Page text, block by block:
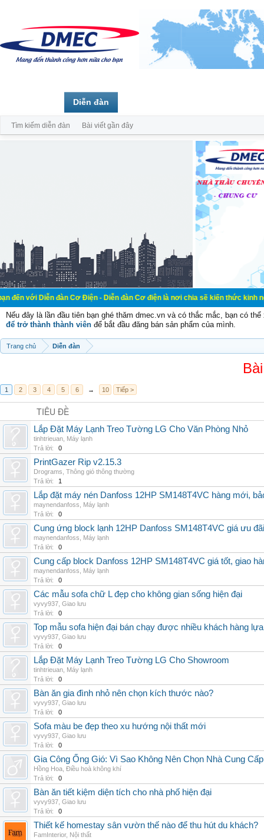
đàn Cơ Điện - Diễn đàn Cơ điện là nơi chia sẽ kiến thức kinh nghiệm
Nếu đây là lần đầu tiên bạn ghé thăm dmec.vn và có thắc mắc, bạn có
để trở thành thành viên để bắt đầu đăng bán sản phẩm của mình.
Trang chủ Diễn đàn
1 2 3 4 5 6 → 10 Tiếp >
TIÊU ĐỀ
Lắp Đặt Máy Lạnh Treo Tường LG Cho Văn Phòng Nhỏ
tinhtrieuan Máy lạnh
Trả lời:
0
PrintGazer Rip v2.15.3
Drograms Thông gió thông thường
Trả lời:
1
Lắp đặt máy nén Danfoss 12HP SM148T4VC hàng mới,
maynendanfoss
Máy lạnh
Trả lời:
0
Cung ứng block lạnh 12HP Danfoss SM148T4VC giá ưu
maynendanfoss
Máy lạnh
Trả lời:
0
Cung cấp block Danfoss 12HP SM148T4VC giá tốt, giao
maynendanfoss
Máy lạnh
Trả lời:
0
Các mẫu sofa chữ L đẹp cho không gian sống hiện đại
vyvy937 Giao lưu
Trả lời:
0
Top mẫu sofa hiện đại bán chạy được nhiều khách hàng
vyvy937 Giao lưu
Trả lời:
0
Lắp Đặt Máy Lạnh Treo Tường LG Cho Showroom
tinhtrieuan Máy lạnh
Trả lời:
0
Bàn ăn gia đình nhỏ nên chọn kích thước nào?
vyvy937 Giao lưu
Trả lời:
0
Sofa màu be đẹp theo xu hướng nội thất mới
vyvy937 Giao lưu
Trả lời:
0
Gia Công Ống Gió: Vì Sao Không Nên Chọn Nhà Cung
Hồng Hoa Điều hoà không khí
Trả lời:
0
Bàn ăn tiết kiệm diện tích cho nhà phố hiện đại
vyvy937 Giao lưu
Trả lời:
0
Thiết kế homestay sân vườn thế nào để thu hút du khách?
FamInterior, Nội thất
Diễn đàn
Tìm kiếm diễn đàn Bài viết gần đây